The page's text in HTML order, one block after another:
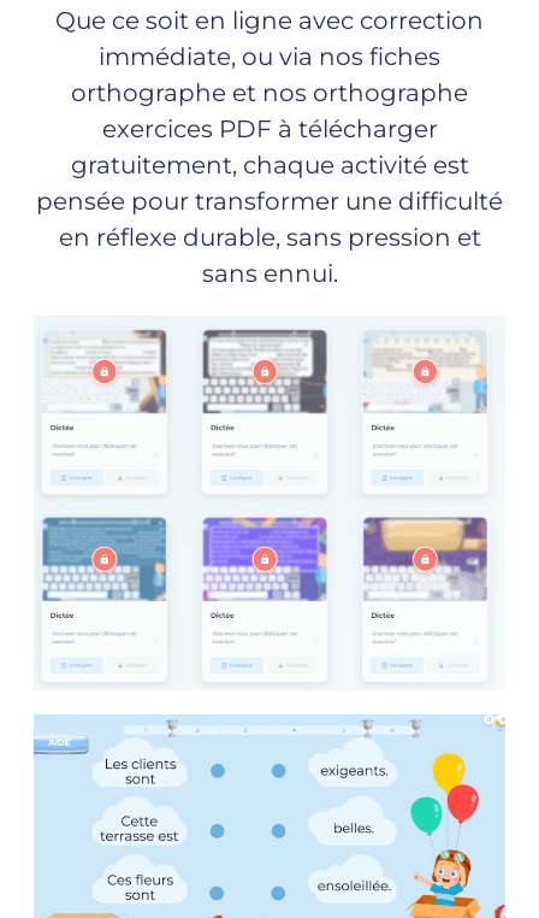
Que ce soit en ligne avec correction
immédiate, ou via nos fiches
orthographe et nos orthographe
exercices PDF à télécharger
gratuitement, chaque activité est
pensée pour transformer une difficulté
en réflexe durable, sans pression et
sans ennui.